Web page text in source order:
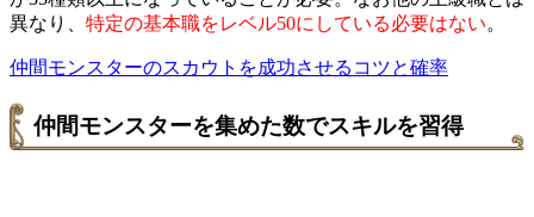
異なり、 特定の基本職をレベル50にしている必要はない。
仲間モンスターのスカウトを成功させるコツと確率
仲間モンスターを集めた数でスキルを習得